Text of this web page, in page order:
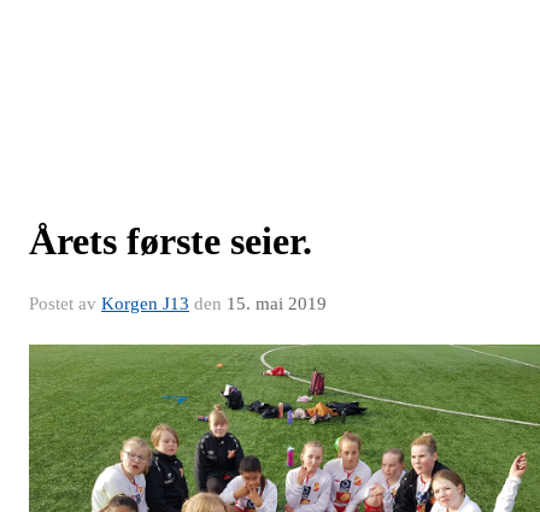
Årets første seier.
Postet av Korgen J13 den 15. mai 2019